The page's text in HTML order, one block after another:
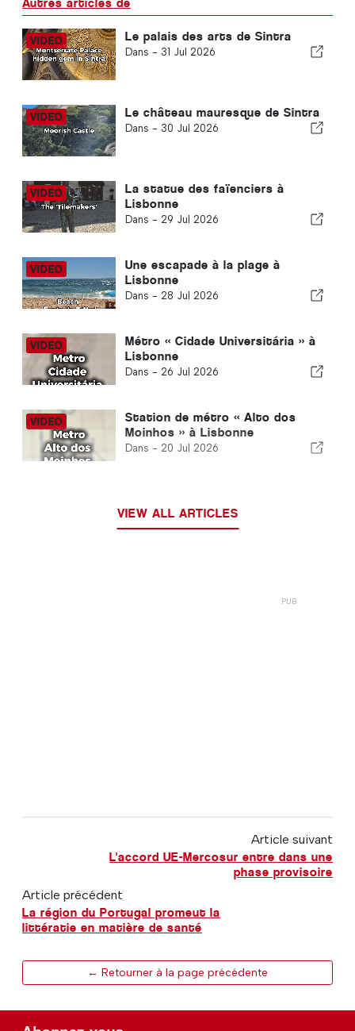
Le palais des arts de Sintra
Dans - 31 Jul 2026
Le château mauresque de Sintra
Dans - 30 Jul 2026
La statue des faïenciers à
Lisbonne
Dans - 29 Jul 2026
Une escapade à la plage à
Lisbonne
Dans - 28 Jul 2026
Métro « Cidade Universitária » à
Lisbonne
Dans - 26 Jul 2026
Station de métro « Alto dos
Moinhos » à Lisbonne
Dans - 20 Jul 2026
VIEW ALL ARTICLES
Article suivant
L'accord UE-Mercosur entre dans une
phase provisoire
Article précédent
La région du Portugal promeut la
littératie en matière de santé
← Retourner à la page précédente